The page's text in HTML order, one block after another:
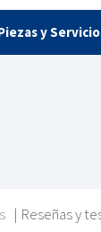
y
| Reseñas y